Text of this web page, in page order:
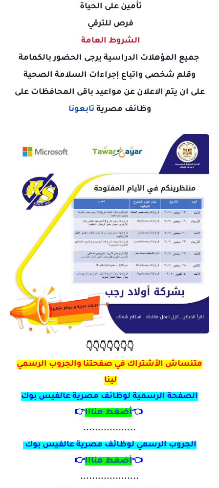
تأمين على الحياة
فرص للترقي
الشروط العامة
جميع المؤهلات الدراسية يرجى الحضور بالكمامة
وقلم شخصى واتباع إجراءات السلامة الصحية
على ان يتم الاعلان عن مواعيد باقى المحافظات على
وظائف مصرية تابعونا
👇👇👇👇👇👇👇
متنساش الأشتراك في صفحتنا والجروب الرسمي
لينا
الصفحة الرسمية لوظائف مصرية عالفيس بوك
👈أضغط هنااا👉
..................
الجروب الرسمي لوظائف مصرية عالفيس بوك
👈أضغط هنااا👉
....................